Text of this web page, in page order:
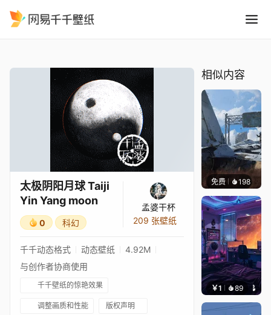
太极阴阳月球 Taiji
Yin Yang moon
0 科幻
孟婆干杯
209 张壁纸
千千动态格式 动态壁纸
4.92M
与创作者协商使用
千千壁纸的惊艳效果
调整画质和性能 版权声明
相似内容
免费 198
￥1 89 叮叮